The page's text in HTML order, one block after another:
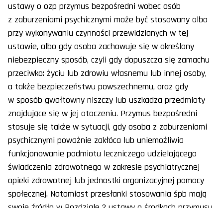
ustawy o ozp przymus bezpośredni wobec osób
z zaburzeniami psychicznymi może być stosowany albo
przy wykonywaniu czynności przewidzianych w tej
ustawie, albo gdy osoba zachowuje się w określony
niebezpieczny sposób, czyli gdy dopuszcza się zamachu
przeciwko: życiu lub zdrowiu własnemu lub innej osoby,
a także bezpieczeństwu powszechnemu, oraz gdy
w sposób gwałtowny niszczy lub uszkadza przedmioty
znajdujące się w jej otoczeniu. Przymus bezpośredni
stosuje się także w sytuacji, gdy osoba z zaburzeniami
psychicznymi poważnie zakłóca lub uniemożliwia
funkcjonowanie podmiotu leczniczego udzielającego
świadczenia zdrowotnego w zakresie psychiatrycznej
opieki zdrowotnej lub jednostki organizacyjnej pomocy
społecznej. Natomiast przesłanki stosowania śpb mają